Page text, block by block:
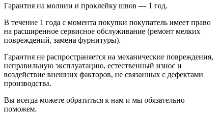
Гарантия на молнии и проклейку швов — 1 год.
В течение 1 года с момента покупки покупатель имеет право
на расширенное сервисное обслуживание (ремонт мелких
повреждений, замена фурнитуры).
Гарантия не распространяется на механические повреждения,
неправильную эксплуатацию, естественный износ и
воздействие внешних факторов, не связанных с дефектами
производства.
Вы всегда можете обратиться к нам и мы обязательно
поможем.